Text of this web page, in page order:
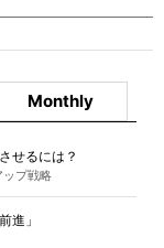
Monthly
せるには？
ップ戦略
進」